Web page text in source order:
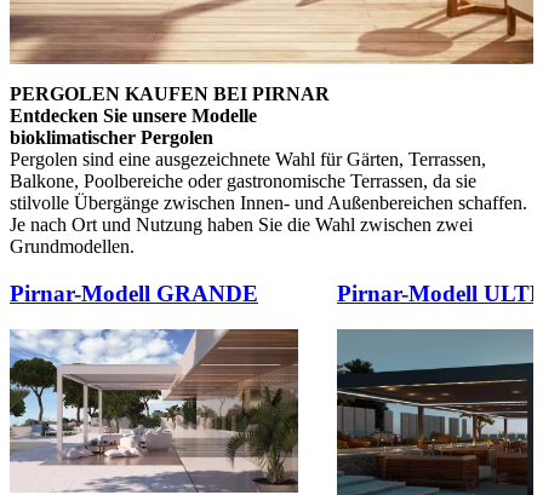
PERGOLEN KAUFEN BEI PIRNAR
Entdecken Sie unsere Modelle
bioklimatischer Pergolen
Pergolen sind eine ausgezeichnete Wahl für Gärten, Terrassen,
Balkone, Poolbereiche oder gastronomische Terrassen, da sie
stilvolle Übergänge zwischen Innen- und Außenbereichen schaffen.
Je nach Ort und Nutzung haben Sie die Wahl zwischen zwei
Grundmodellen.
Pirnar-Modell GRANDE Pirnar-Modell